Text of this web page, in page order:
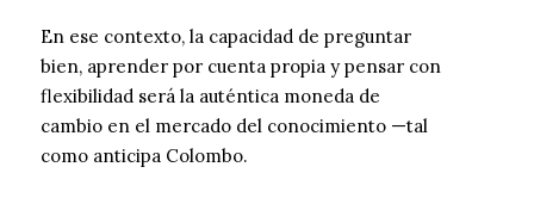
En ese contexto, la capacidad de preguntar
bien, aprender por cuenta propia y pensar con
flexibilidad será la auténtica moneda de
cambio en el mercado del conocimiento —tal
como anticipa Colombo.